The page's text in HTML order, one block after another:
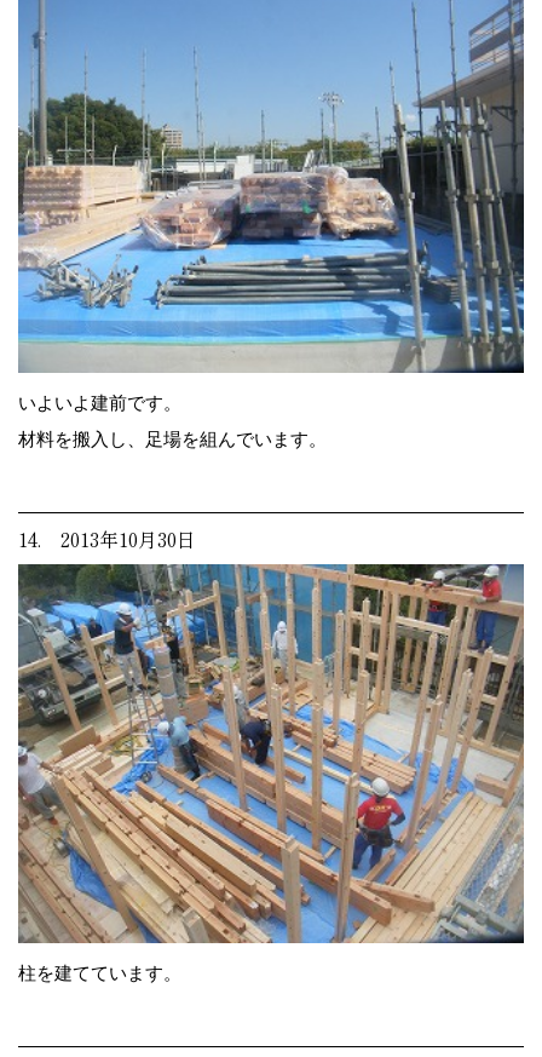
いよいよ建前です。
材料を搬入し、足場を組んでいます。
14. 2013年10月30日
柱を建てています。